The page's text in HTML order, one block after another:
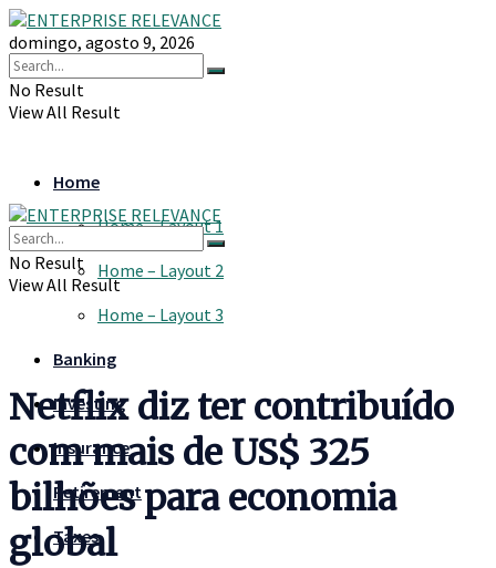
domingo, agosto 9, 2026
No Result
View All Result
Home
Home – Layout 1
Home – Layout 2
Home – Layout 3
Banking
Investing
Insurance
Retirement
Taxes
No Result
View All Result
Netflix diz ter contribuído
com mais de US$ 325
bilhões para economia
global